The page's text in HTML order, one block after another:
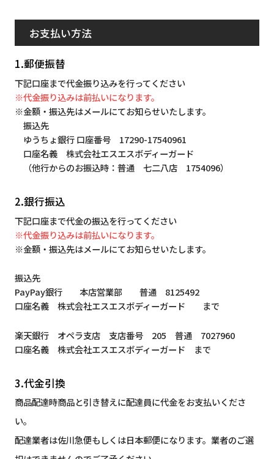
お支払い方法
1.郵便振替
下記口座まで代金振り込みを行ってください
※代金振り込みは前払いになります。
※金額・振込先はメールにてお知らせいたします。
振込先
ゆうちょ銀行 口座番号 17290-17540961
口座名義 株式会社エスエスボディーガード
（他行からのお振込時：普通 七二八店 1754096）
2.銀行振込
下記口座まで代金の振込を行ってください
※代金振り込みは前払いになります。
※金額・振込先はメールにてお知らせいたします。
振込先
PayPay銀行 本店営業部 普通 8125492
口座名義 株式会社エスエスボディーガード まで
楽天銀行 オペラ支店 支店番号 205 普通 7027960
口座名義 株式会社エスエスボディーガード まで
3.代金引換
商品配達時商品と引き替えに配達員に代金をお支払いくださ
い。
配達業者は佐川急便もしくは日本郵便になります。業者のご選